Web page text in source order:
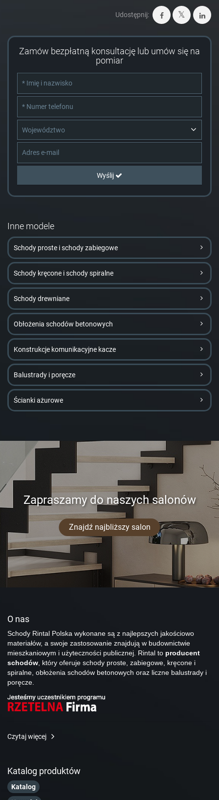
Udostępnij:
Zamów bezpłatną konsultację lub umów się na
pomiar
Województwo
Wyślij
Inne modele
Schody proste i schody zabiegowe
Schody kręcone i schody spiralne
Schody drewniane
Obłożenia schodów betonowych
Konstrukcje komunikacyjne kacze
Balustrady i poręcze
Ścianki ażurowe
Zapraszamy do naszych salonów
Znajdź najbliższy salon
O nas
Schody Rintal Polska wykonane są z najlepszych jakościowo
materiałów, a swoje zastosowanie znajdują w budownictwie
mieszkaniowym i użyteczności publicznej. Rintal to producent
schodów , który oferuje schody proste, zabiegowe, kręcone i
spiralne, obłożenia schodów betonowych oraz liczne balustrady i
poręcze.
Czytaj więcej
Katalog produktów
Katalog